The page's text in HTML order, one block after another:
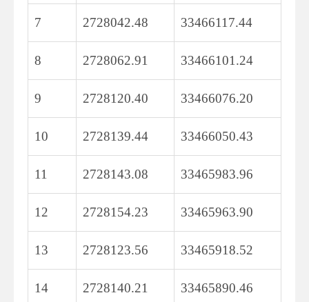
7 2728042.48 33466117.44
8 2728062.91 33466101.24
9 2728120.40 33466076.20
10 2728139.44 33466050.43
11 2728143.08 33465983.96
12 2728154.23 33465963.90
13 2728123.56 33465918.52
14 2728140.21 33465890.46